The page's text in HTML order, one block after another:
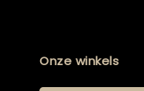
Onze winkels